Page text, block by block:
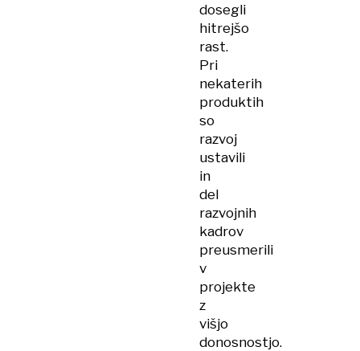
dosegli
hitrejšo
rast.
Pri
nekaterih
produktih
so
razvoj
ustavili
in
del
razvojnih
kadrov
preusmerili
v
projekte
z
višjo
donosnostjo.